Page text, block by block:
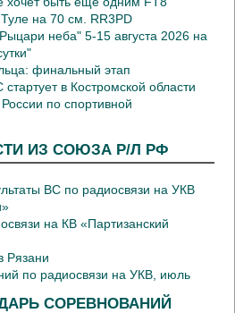
на 70 см. RR3PD
неба" 5-15 августа 2026 на
финальный этап
в Костромской области
по спортивной
ИЗ СОЮЗА Р/Л РФ
ВС по радиосвязи на УКВ
на КВ «Партизанский
Рязани
по радиосвязи на УКВ, июль
СОРЕВНОВАНИЙ